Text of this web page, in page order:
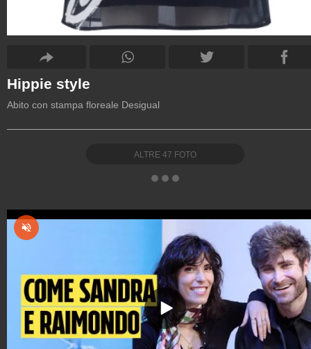
Hippie style
Abito con stampa floreale Desigual
ALTRE 47 FOTO